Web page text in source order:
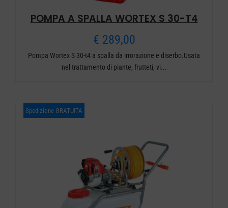
POMPA A SPALLA WORTEX S 30-T4
€ 289,00
Pompa Wortex S 30-t4 a spalla da irrorazione e diserbo.Usata
nel trattamento di piante, frutteti, vi...
Spedizione GRATUITA